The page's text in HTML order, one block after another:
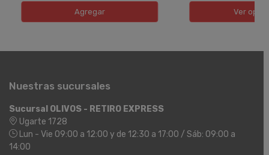
Agregar Ver
Nuestras sucursales
Sucursal OLIVOS - RETIRO EXPRESS
Ugarte 1728
Lun - Vie 09:00 a 12:00 y de 12:30 a 17:00 / Sáb: 09:00 a
14:00